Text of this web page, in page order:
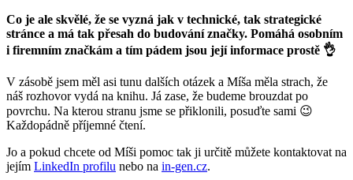
Co je ale skvělé, že se vyzná jak v technické, tak strategické
stránce a má tak přesah do budování značky. Pomáhá osobním
i firemním značkám a tím pádem jsou její informace prostě 👌
V zásobě jsem měl asi tunu dalších otázek a Míša měla strach, že
náš rozhovor vydá na knihu. Já zase, že budeme brouzdat po
povrchu. Na kterou stranu jsme se přiklonili, posuďte sami 😉
Každopádně příjemné čtení.
Jo a pokud chcete od Míši pomoc tak ji určitě můžete kontaktovat na
jejím LinkedIn profilu nebo na in-gen.cz.